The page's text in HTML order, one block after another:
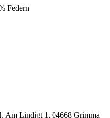
Federn
Am Lindigt 1, 04668 Grimma